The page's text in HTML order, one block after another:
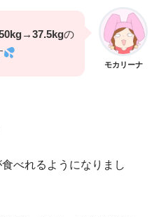
モカリーナ
の
べれるようになりまし